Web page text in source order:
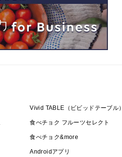
Vivid TABLE（ビビッドテーブル）
食べチョク フルーツセレクト
食べチョク&more
Androidアプリ